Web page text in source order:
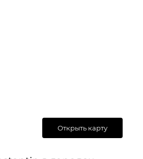
Открыть карту